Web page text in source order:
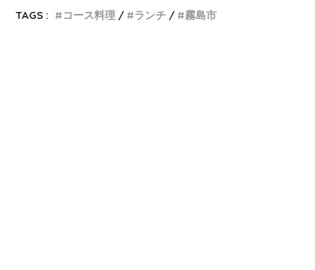
TAGS :
コース料理 ランチ 霧島市